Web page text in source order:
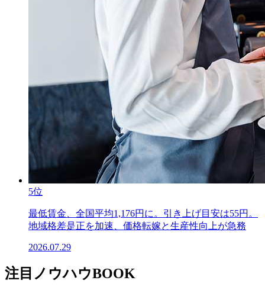
5位
最低賃金、全国平均1,176円に。引き上げ目安は55円。
地域格差是正を加速、価格転嫁と生産性向上が急務
2026.07.29
注目ノウハウBOOK